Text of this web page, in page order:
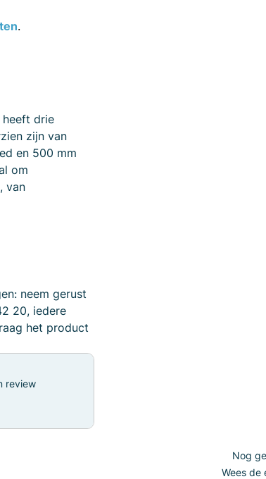
.
heeft drie
zijn van
en 500 mm
om
van
neem gerust
20, iedere
het product
Nog
Wees de
review